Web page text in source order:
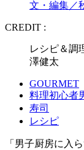
文・編集／
CREDIT :
レシピ＆
澤健太
GOURMET
料理初心者
寿司
レシピ
「男子厨房に入